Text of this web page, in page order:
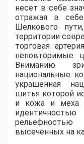
несет в себе
отражая в
Шелкового
территории
торговая
неповторимые
Вниманию
национальные
украшенная
шитья которой
и кожа и меха
высеченных на